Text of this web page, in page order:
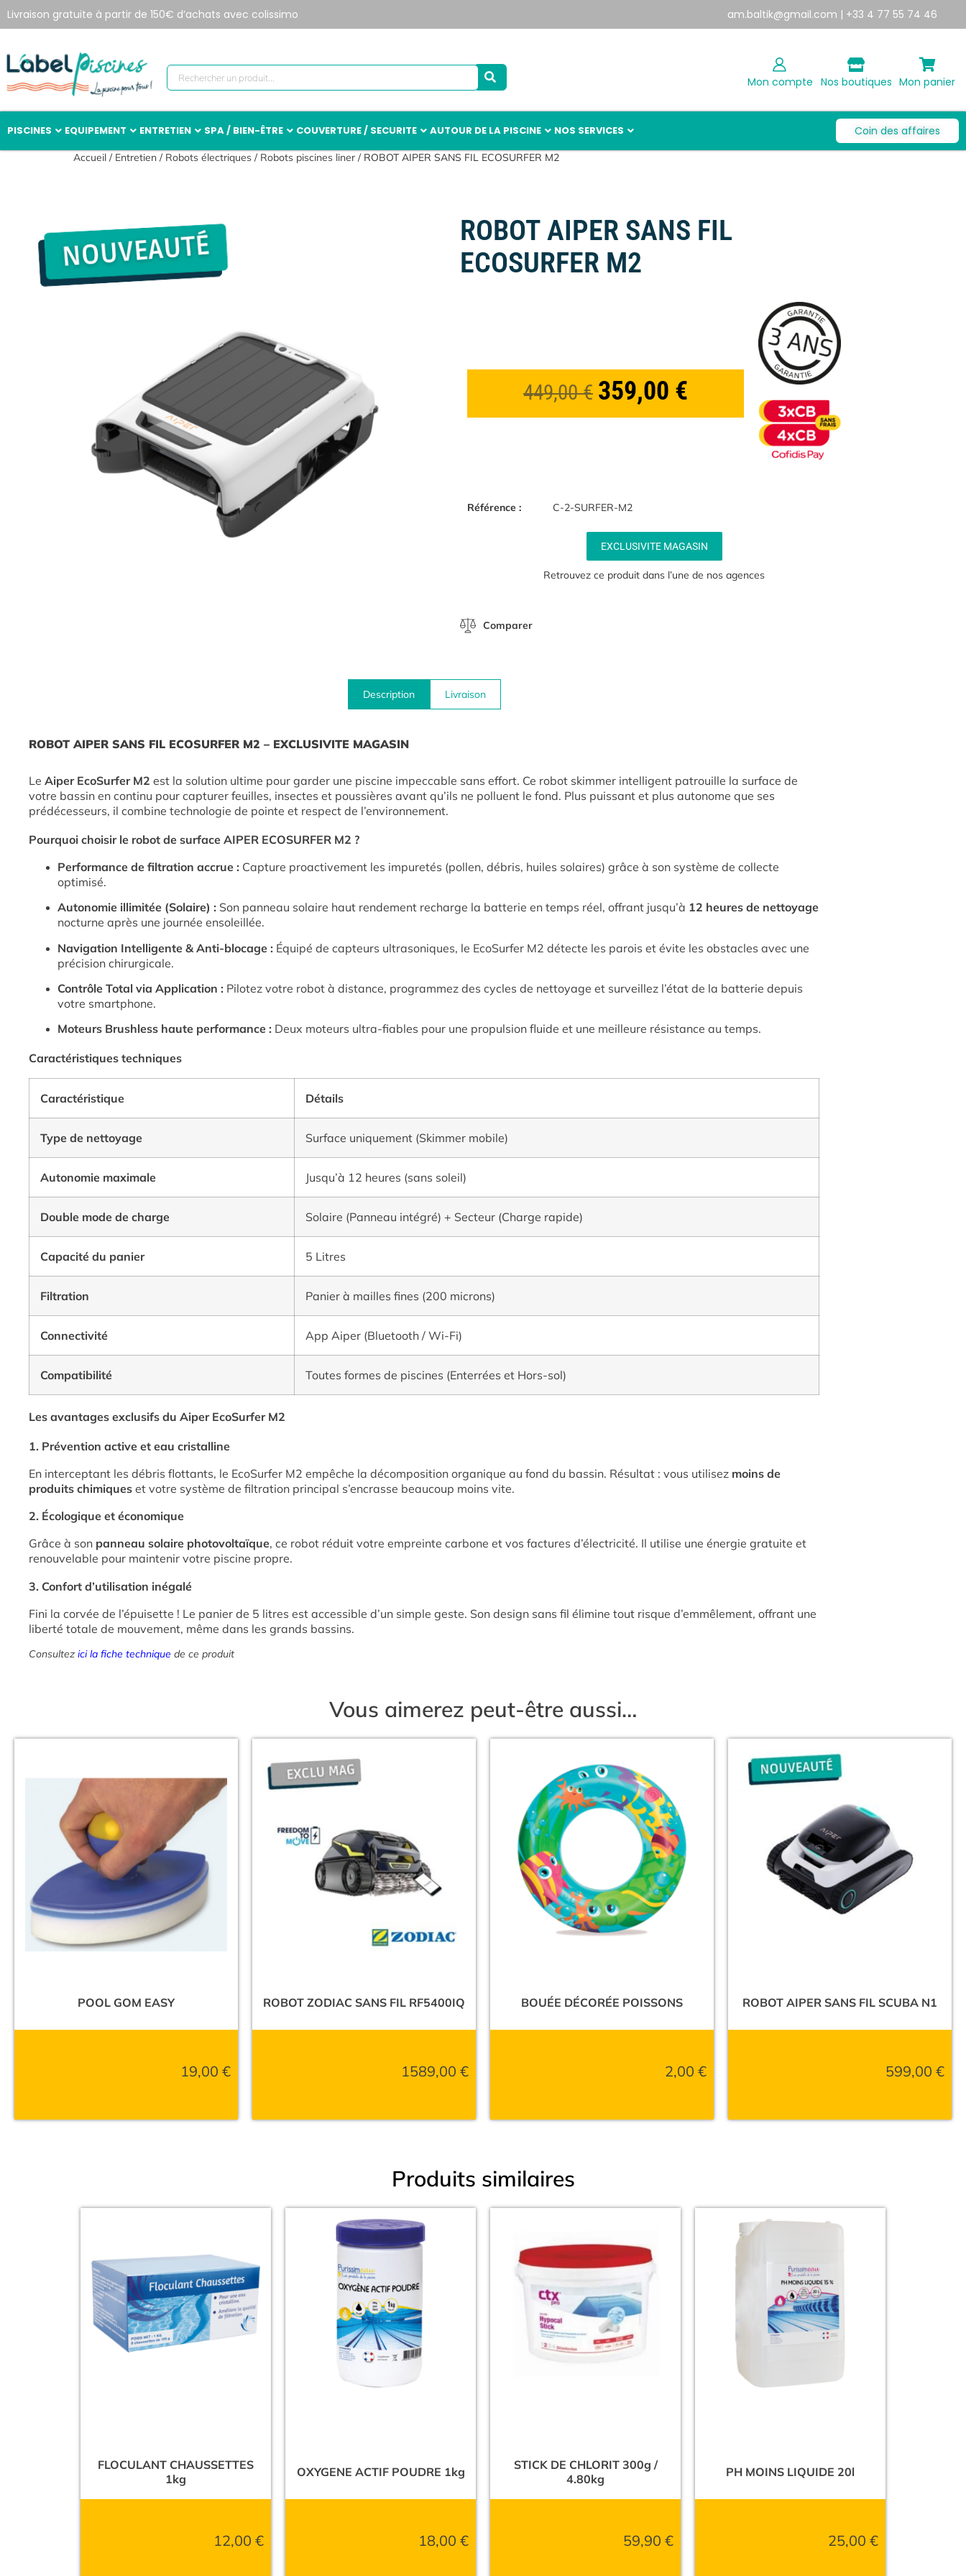
Livraison gratuite à partir de 150€ d’achats avec colissimo am.baltik@gmail.com | +33 4 77 55 74 46
Mon compte Nos boutiques Mon panier
PISCINES EQUIPEMENT ENTRETIEN SPA / BIEN-ÊTRE COUVERTURE / SECURITE AUTOUR DE LA PISCINE NOS SERVICES Coin des affaires
Accueil / Entretien / Robots électriques / Robots piscines liner / ROBOT AIPER SANS FIL ECOSURFER M2
ROBOT AIPER SANS FIL
ECOSURFER M2
449,00€ 359,00 €
Référence : C-2-SURFER-M2
EXCLUSIVITE MAGASIN
Retrouvez ce produit dans l’une de nos agences
Comparer
Description Livraison
ROBOT AIPER SANS FIL ECOSURFER M2 – EXCLUSIVITE MAGASIN
Le Aiper EcoSurfer M2 est la solution ultime pour garder une piscine impeccable sans effort. Ce robot skimmer intelligent patrouille la surface de
votre bassin en continu pour capturer feuilles, insectes et poussières avant qu’ils ne polluent le fond. Plus puissant et plus autonome que ses
prédécesseurs, il combine technologie de pointe et respect de l’environnement.
Pourquoi choisir le robot de surface AIPER ECOSURFER M2 ?
Performance de filtration accrue : Capture proactivement les impuretés (pollen, débris, huiles solaires) grâce à son système de collecte
optimisé.
Autonomie illimitée (Solaire) : Son panneau solaire haut rendement recharge la batterie en temps réel, offrant jusqu’à 12 heures de nettoyage
nocturne après une journée ensoleillée.
Navigation Intelligente & Anti-blocage : Équipé de capteurs ultrasoniques, le EcoSurfer M2 détecte les parois et évite les obstacles avec une
précision chirurgicale.
Contrôle Total via Application : Pilotez votre robot à distance, programmez des cycles de nettoyage et surveillez l’état de la batterie depuis
votre smartphone.
Moteurs Brushless haute performance : Deux moteurs ultra-fiables pour une propulsion fluide et une meilleure résistance au temps.
Caractéristiques techniques
Caractéristique Détails
Type de nettoyage Surface uniquement (Skimmer mobile)
Autonomie maximale Jusqu’à 12 heures (sans soleil)
Double mode de charge Solaire (Panneau intégré) + Secteur (Charge rapide)
Capacité du panier 5 Litres
Filtration Panier à mailles fines (200 microns)
Connectivité App Aiper (Bluetooth / Wi-Fi)
Compatibilité Toutes formes de piscines (Enterrées et Hors-sol)
Les avantages exclusifs du Aiper EcoSurfer M2
1. Prévention active et eau cristalline
En interceptant les débris flottants, le EcoSurfer M2 empêche la décomposition organique au fond du bassin. Résultat : vous utilisez moins de
produits chimiques et votre système de filtration principal s’encrasse beaucoup moins vite.
2. Écologique et économique
Grâce à son panneau solaire photovoltaïque, ce robot réduit votre empreinte carbone et vos factures d’électricité. Il utilise une énergie gratuite et
renouvelable pour maintenir votre piscine propre.
3. Confort d’utilisation inégalé
Fini la corvée de l’épuisette ! Le panier de 5 litres est accessible d’un simple geste. Son design sans fil élimine tout risque d’emmêlement, offrant une
liberté totale de mouvement, même dans les grands bassins.
Consultez ici la fiche technique de ce produit
Vous aimerez peut-être aussi…
POOL GOM EASY
19,00 €
ROBOT ZODIAC SANS FIL RF5400IQ
1589,00 €
BOUÉE DÉCORÉE POISSONS
2,00 €
ROBOT AIPER SANS FIL SCUBA N1
599,00 €
Produits similaires
FLOCULANT CHAUSSETTES
1kg
12,00 €
OXYGENE ACTIF POUDRE 1kg
18,00 €
STICK DE CHLORIT 300g /
4.80kg
59,90 €
PH MOINS LIQUIDE 20l
25,00 €